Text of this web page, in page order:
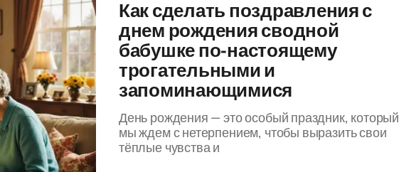
Как сделать поздравления с
днем рождения сводной
бабушке по-настоящему
трогательными и
запоминающимися
День рождения — это особый праздник, который
мы ждем с нетерпением, чтобы выразить свои
тёплые чувства и